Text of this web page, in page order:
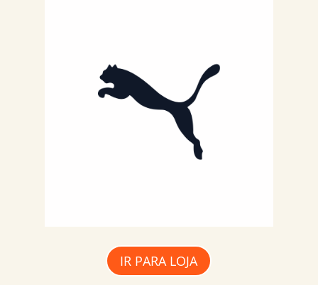
IR PARA LOJA